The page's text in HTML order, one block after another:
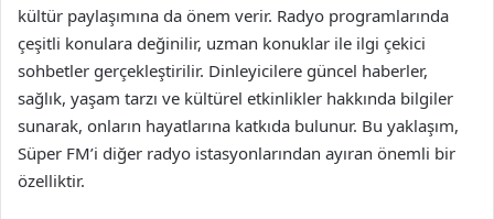
kültür paylaşımına da önem verir. Radyo programlarında
çeşitli konulara değinilir, uzman konuklar ile ilgi çekici
sohbetler gerçekleştirilir. Dinleyicilere güncel haberler,
sağlık, yaşam tarzı ve kültürel etkinlikler hakkında bilgiler
sunarak, onların hayatlarına katkıda bulunur. Bu yaklaşım,
Süper FM’i diğer radyo istasyonlarından ayıran önemli bir
özelliktir.